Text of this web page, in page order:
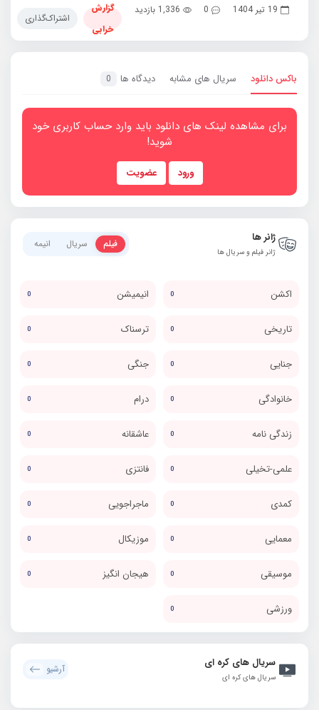
19 تیر 1404 0 1,336 بازدید
گزارش
خرابی
اشتراک‌گذاری
باکس دانلود سریال های مشابه دیدگاه ها 0
برای مشاهده لینک های دانلود باید وارد حساب کاربری خود
شوید!
ورود عضویت
ژانر ها
ژانر فیلم و سریال ها
فیلم سریال انیمه
اکشن 0 انیمیشن 0
تاریخی 0 ترسناک 0
جنایی 0 جنگی 0
خانوادگی 0 درام 0
زندگی نامه 0 عاشقانه 0
علمی-تخیلی 0 فانتزی 0
کمدی 0 ماجراجویی 0
معمایی 0 موزیکال 0
موسیقی 0 هیجان انگیز 0
ورزشی 0
سریال های کره ای
سریال های کره ای
آرشیو